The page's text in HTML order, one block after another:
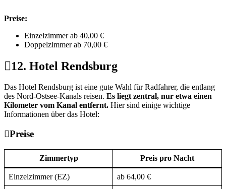
Preise:
Einzelzimmer ab 40,00 €
Doppelzimmer ab 70,00 €
12. Hotel Rendsburg
Das Hotel Rendsburg ist eine gute Wahl für Radfahrer, die entlang
des Nord-Ostsee-Kanals reisen. Es liegt zentral, nur etwa einen
Kilometer vom Kanal entfernt. Hier sind einige wichtige
Informationen über das Hotel:
Preise
Zimmertyp Preis pro Nacht
Einzelzimmer (EZ) ab 64,00 €